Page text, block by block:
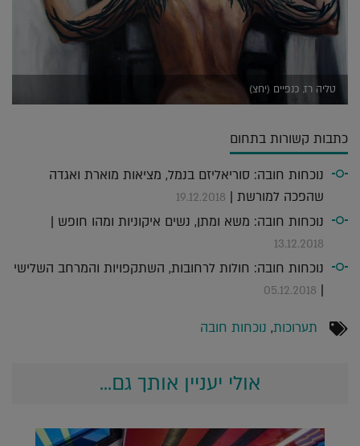
טליה רז, כנפיים (יחצ)
כתבות קשורות בתחום
נוכחות חובה: סוריאליזם בנמל, מציאות מוארת ואגדה
שהפכה למורשת | 19.12.2018
נוכחות חובה: משא ומתן, נשים איקוניות ומהו חופש |
13.12.2018
נוכחות חובה: חולות לרחובות, השתקפויות והמרחב השלישי
|
05.12.2018
תערוכות, נוכחות חובה
אולי יעניין אותך גם...